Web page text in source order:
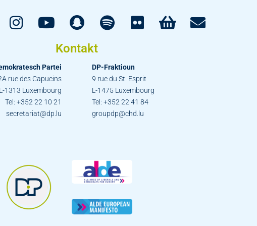
Kontakt
Partei
rue des Capucins
1313 Luxembourg
Tel: +352 22 10 21
secretariat@dp.lu
DP-Fraktioun
9 rue du St. Esprit
L-1475 Luxembourg
Tel: +352 22 41 84
groupdp@chd.lu